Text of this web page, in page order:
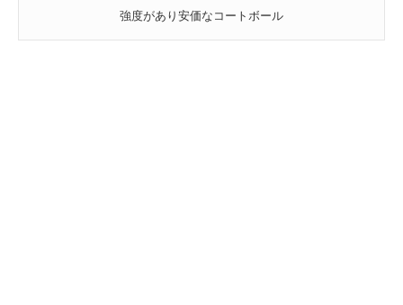
強度があり安価なコートボール